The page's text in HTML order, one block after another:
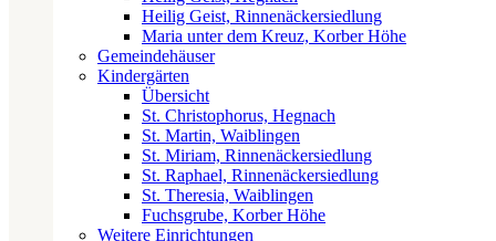
Heilig Geist, Rinnenäckersiedlung
Maria unter dem Kreuz, Korber Höhe
Gemeindehäuser
Kindergärten
Übersicht
St. Christophorus, Hegnach
St. Martin, Waiblingen
St. Miriam, Rinnenäckersiedlung
St. Raphael, Rinnenäckersiedlung
St. Theresia, Waiblingen
Fuchsgrube, Korber Höhe
Weitere Einrichtungen